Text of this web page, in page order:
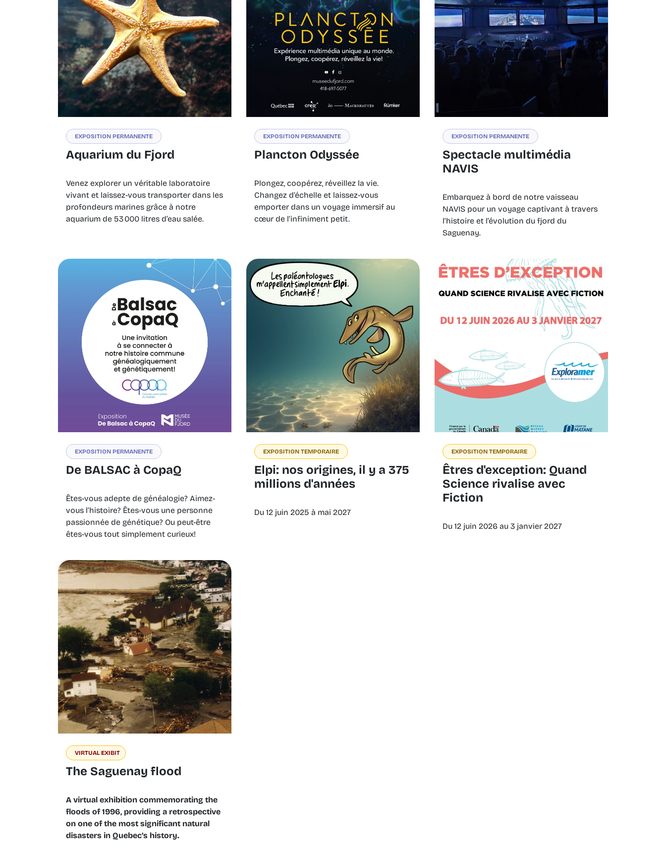
EXPOSITION PERMANENTE
Aquarium du Fjord
Venez explorer un véritable laboratoire
vivant et laissez-vous transporter dans les
profondeurs marines grâce à notre
aquarium de 53 000 litres d’eau salée.
EXPOSITION PERMANENTE
Plancton Odyssée
Plongez, coopérez, réveillez la vie.
Changez d’échelle et laissez-vous
emporter dans un voyage immersif au
cœur de l’infiniment petit.
EXPOSITION PERMANENTE
Spectacle multimédia
NAVIS
Embarquez à bord de notre vaisseau
NAVIS pour un voyage captivant à travers
l’histoire et l’évolution du fjord du
Saguenay.
EXPOSITION PERMANENTE
De BALSAC à CopaQ
Êtes-vous adepte de généalogie? Aimez-
vous l’histoire? Êtes-vous une personne
passionnée de génétique? Ou peut-être
êtes-vous tout simplement curieux!
EXPOSITION TEMPORAIRE
Elpi: nos origines, il y a 375
millions d'années
Du 12 juin 2025 à mai 2027
EXPOSITION TEMPORAIRE
Êtres d'exception: Quand
Science rivalise avec
Fiction
Du 12 juin 2026 au 3 janvier 2027
VIRTUAL EXIBIT
The Saguenay flood
A virtual exhibition commemorating the
floods of 1996, providing a retrospective
on one of the most significant natural
disasters in Quebec’s history.